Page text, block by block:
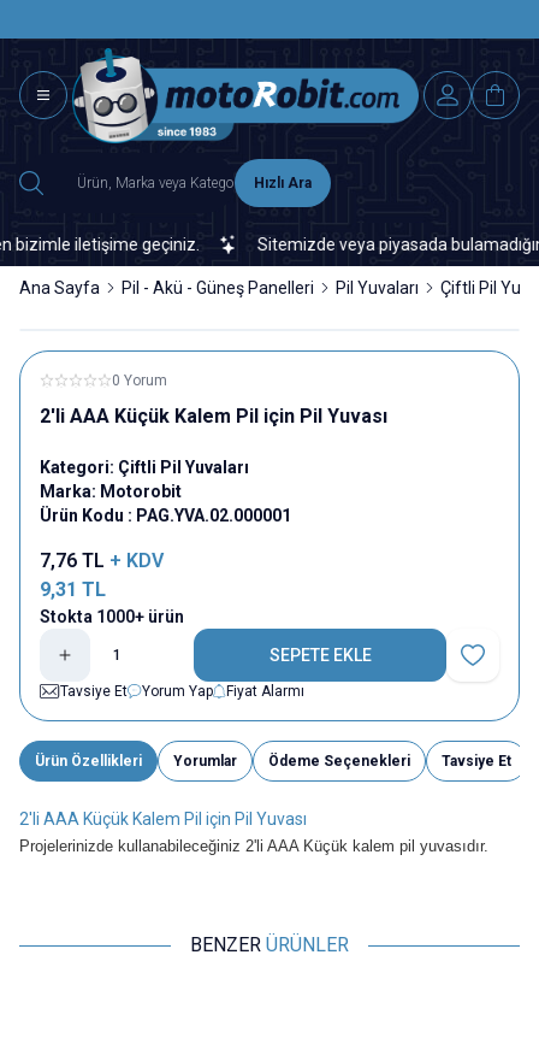
Hızlı Ara
iletişime geçiniz. Sitemizde veya piyasada
Ana Sayfa Pil - Akü - Güneş Panelleri Pil Yuvaları Çiftli Pil
0 Yorum
2'li AAA Küçük Kalem Pil için Pil Yuvası
Kategori: Çiftli Pil Yuvaları
Marka: Motorobit
Ürün Kodu : PAG.YVA.02.000001
7,76 TL + KDV
9,31 TL
Stokta 1000+ ürün
SEPETE EKLE
Favoriye
Tavsiye Et
Yorum Yap Fiyat Alarmı
Ürün Özellikleri Yorumlar Ödeme Seçenekleri Tavsiye Et
2'li AAA Küçük Kalem Pil için Pil Yuvası
Projelerinizde kullanabileceğiniz 2'li AAA Küçük kalem pil yuvasıdır.
BENZER ÜRÜNLER